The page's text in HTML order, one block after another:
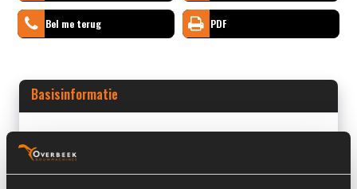
Bel me terug PDF
Basisinformatie
Voorraad nummer:
6273-045